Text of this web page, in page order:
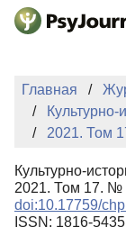
Перейти к
Главная
Культурно-
2021. Том
Культурно-
2021. Том 17. №
doi:10.17759/
ISSN: 1816-